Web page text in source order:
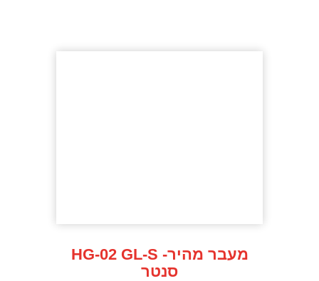
HG-02 GL-S -מעבר מהיר
סנטר